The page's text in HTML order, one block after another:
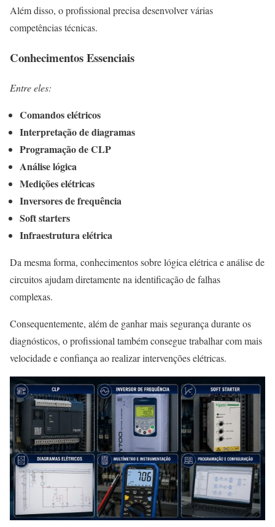
Além disso, o profissional precisa desenvolver várias
competências técnicas.
Conhecimentos Essenciais
Entre eles:
Comandos elétricos
Interpretação de diagramas
Programação de CLP
Análise lógica
Medições elétricas
Inversores de frequência
Soft starters
Infraestrutura elétrica
Da mesma forma, conhecimentos sobre lógica elétrica e análise de
circuitos ajudam diretamente na identificação de falhas
complexas.
Consequentemente, além de ganhar mais segurança durante os
diagnósticos, o profissional também consegue trabalhar com mais
velocidade e confiança ao realizar intervenções elétricas.